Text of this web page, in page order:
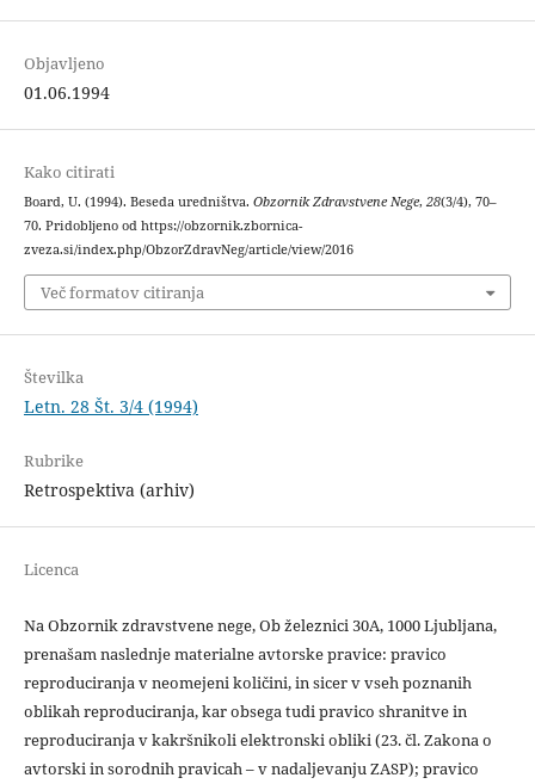
Objavljeno
01.06.1994
Kako citirati
Board, U. (1994). Beseda uredništva. Obzornik Zdravstvene Nege, 28(3/4), 70–
70. Pridobljeno od https://obzornik.zbornica-
zveza.si/index.php/ObzorZdravNeg/article/view/2016
Več formatov citiranja
Številka
Letn. 28 Št. 3/4 (1994)
Rubrike
Retrospektiva (arhiv)
Licenca
Na Obzornik zdravstvene nege, Ob železnici 30A, 1000 Ljubljana,
prenašam naslednje materialne avtorske pravice: pravico
reproduciranja v neomejeni količini, in sicer v vseh poznanih
oblikah reproduciranja, kar obsega tudi pravico shranitve in
reproduciranja v kakršnikoli elektronski obliki (23. čl. Zakona o
avtorski in sorodnih pravicah – v nadaljevanju ZASP); pravico